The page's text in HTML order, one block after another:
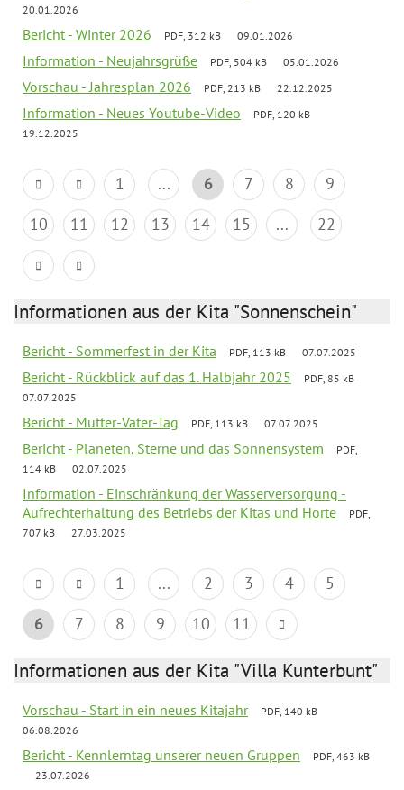
20.01.2026
Bericht - Winter 2026 PDF, 312 kB 09.01.2026
Information - Neujahrsgrüße PDF, 504 kB 05.01.2026
Vorschau - Jahresplan 2026 PDF, 213 kB 22.12.2025
Information - Neues Youtube-Video
PDF, 120 kB
19.12.2025
1 ... 6 7 8
9
10
11 12 13 14 15 ... 22
Informationen aus der Kita "Sonnenschein"
Bericht - Sommerfest in der Kita PDF, 113 kB 07.07.2025
Bericht - Rückblick auf das 1. Halbjahr 2025
PDF, 85 kB
07.07.2025
Bericht - Mutter-Vater-Tag PDF, 113 kB 07.07.2025
Bericht - Planeten, Sterne und das Sonnensystem
PDF,
114 kB
02.07.2025
Information - Einschränkung der Wasserversorgung -
Aufrechterhaltung des Betriebs der Kitas und Horte
PDF,
707 kB
27.03.2025
1 ... 2 3 4
5
6
7 8 9 10 11
Informationen aus der Kita "Villa Kunterbunt"
Vorschau - Start in ein neues Kitajahr
PDF, 140 kB
06.08.2026
Bericht - Kennlerntag unserer neuen Gruppen
PDF, 463 kB
23.07.2026